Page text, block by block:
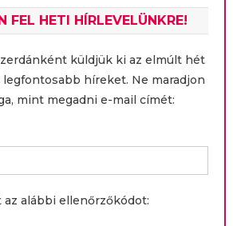
FEL HETI HÍRLEVELÜNKRE!
küldjük ki az elmúlt hét
híreket. Ne maradjon
mint megadni e-mail címét:
az alábbi ellenőrzőkódot: